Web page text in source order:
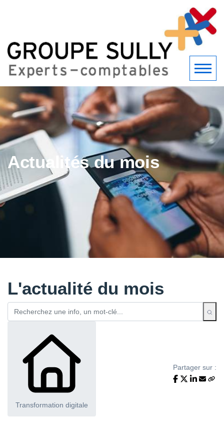
Actualités du mois
L'actualité du mois
Transformation digitale
Partager sur :